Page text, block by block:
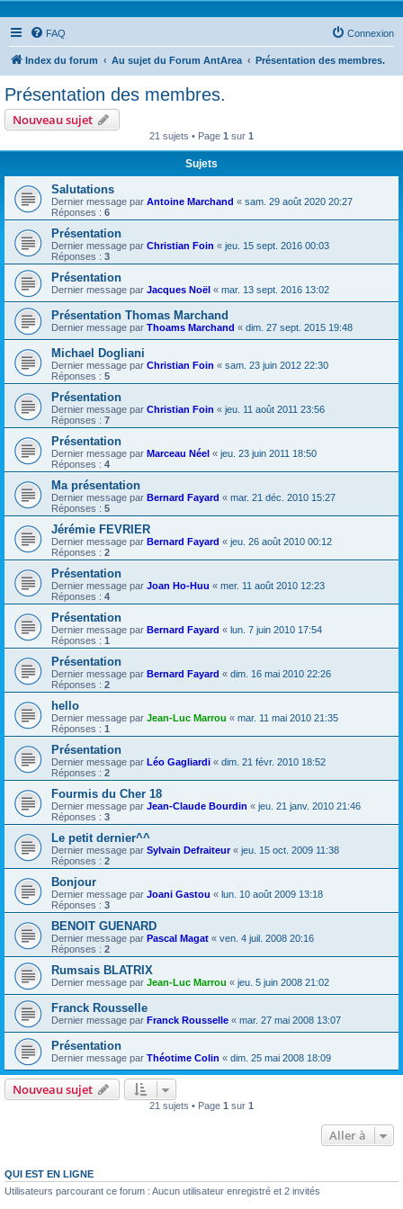
FAQ Connexion
Index du forum Au sujet du Forum AntArea Présentation des membres.
Présentation des membres.
Nouveau sujet
21 sujets • Page 1 sur 1
Sujets
Salutations
Dernier message par Antoine Marchand « sam. 29 août 2020 20:27
Réponses : 6
Présentation
Dernier message par Christian Foin « jeu. 15 sept. 2016 00:03
Réponses : 3
Présentation
Dernier message par Jacques Noël « mar. 13 sept. 2016 13:02
Présentation Thomas Marchand
Dernier message par Thoams Marchand « dim. 27 sept. 2015 19:48
Michael Dogliani
Dernier message par Christian Foin « sam. 23 juin 2012 22:30
Réponses : 5
Présentation
Dernier message par Christian Foin « jeu. 11 août 2011 23:56
Réponses : 7
Présentation
Dernier message par Marceau Néel « jeu. 23 juin 2011 18:50
Réponses : 4
Ma présentation
Dernier message par Bernard Fayard « mar. 21 déc. 2010 15:27
Réponses : 5
Jérémie FEVRIER
Dernier message par Bernard Fayard « jeu. 26 août 2010 00:12
Réponses : 2
Présentation
Dernier message par Joan Ho-Huu « mer. 11 août 2010 12:23
Réponses : 4
Présentation
Dernier message par Bernard Fayard « lun. 7 juin 2010 17:54
Réponses : 1
Présentation
Dernier message par Bernard Fayard « dim. 16 mai 2010 22:26
Réponses : 2
hello
Dernier message par Jean-Luc Marrou « mar. 11 mai 2010 21:35
Réponses : 1
Présentation
Dernier message par Léo Gagliardi « dim. 21 févr. 2010 18:52
Réponses : 2
Fourmis du Cher 18
Dernier message par Jean-Claude Bourdin « jeu. 21 janv. 2010 21:46
Réponses : 3
Le petit dernier^^
Dernier message par Sylvain Defraiteur« jeu. 15 oct. 2009 11:38
Réponses : 2
Bonjour
Dernier message par Joani Gastou « lun. 10 août 2009 13:18
Réponses : 3
BENOIT GUENARD
Dernier message par Pascal Magat « ven. 4 juil. 2008 20:16
Réponses : 2
Rumsais BLATRIX
Dernier message par Jean-Luc Marrou « jeu. 5 juin 2008 21:02
Franck Rousselle
Dernier message par Franck Rousselle « mar. 27 mai 2008 13:07
Présentation
Dernier message par Théotime Colin « dim. 25 mai 2008 18:09
Nouveau sujet
21 sujets • Page 1 sur 1
Aller à
QUI EST EN LIGNE
Utilisateurs parcourant ce forum : Aucun utilisateur enregistré et 2 invités